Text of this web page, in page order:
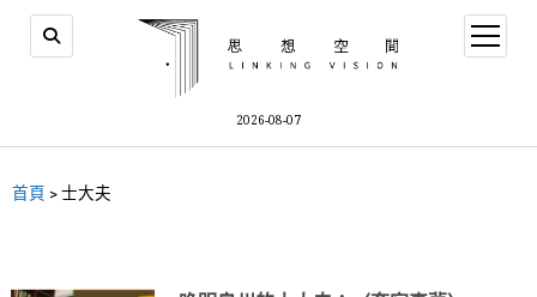
2026-08-07
首頁 >士大夫